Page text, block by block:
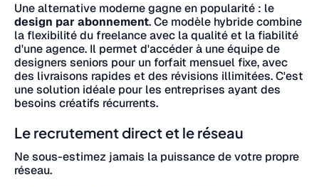
Une alternative moderne gagne en popularité : le
design par abonnement. Ce modèle hybride combine
la flexibilité du freelance avec la qualité et la fiabilité
d'une agence. Il permet d'accéder à une équipe de
designers seniors pour un forfait mensuel fixe, avec
des livraisons rapides et des révisions illimitées. C'est
une solution idéale pour les entreprises ayant des
besoins créatifs récurrents.
Le recrutement direct et le réseau
Ne sous-estimez jamais la puissance de votre propre
réseau.